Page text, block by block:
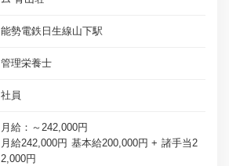
能勢電鉄日生線山下駅
管理栄養士
社員
月給：～242,000円
月給242,000円 基本給200,000円 + 諸手当2
2,000円